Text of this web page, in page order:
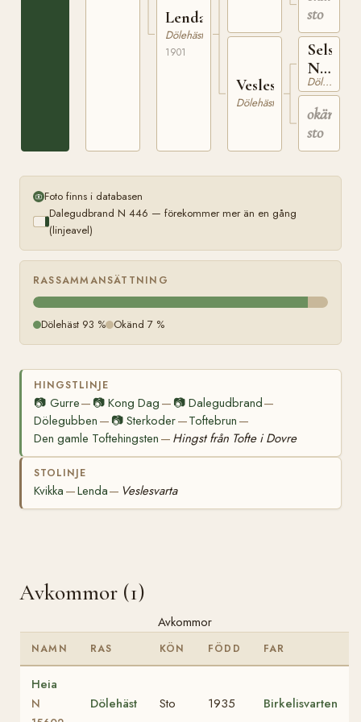
Lenda
Dölehäst
1901
Hoston
Veslesvarta
Dölehäst
sto
N
137Dölehäst
okänt
sto
Foto finns i databasen
Dalegudbrand N 446 — förekommer mer än en gång
(linjeavel)
RASSAMMANSÄTTNING
Dölehäst 93 % Okänd 7 %
HINGSTLINJE
📷 Gurre— 📷Kong Dag — 📷 Dalegudbrand—
Dölegubben — 📷Sterkoder—Toftebrun —
Den gamle Toftehingsten — Hingst från Tofte i Dovre
STOLINJE
Kvikka —Lenda— Veslesvarta
Avkommor (1)
Avkommor
NAMN RAS KÖN FÖDD FAR
Heia
N
Dölehäst Sto 1935 Birkelisvarten